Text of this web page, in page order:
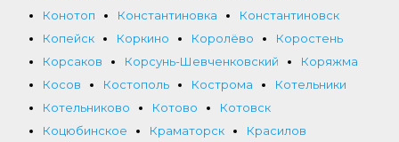
Конотоп
Константиновка
Константиновск
Копейск
Коркино Королёво
Коростень
Корсаков
Корсунь-Шевченковский
Коряжма
Косов
Костополь Кострома
Котельники
Котельниково
Котово
Котовск
Коцюбинское
Краматорск
Красилов